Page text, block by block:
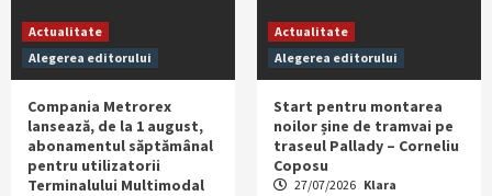
Actualitate
Alegerea editorului
Compania Metrorex
lansează, de la 1 august,
abonamentul săptămânal
pentru utilizatorii
Terminalului Multimodal
Actualitate
Alegerea editorului
Start pentru montarea
noilor șine de tramvai pe
traseul Pallady – Corneliu
Coposu
27/07/2026 Klara